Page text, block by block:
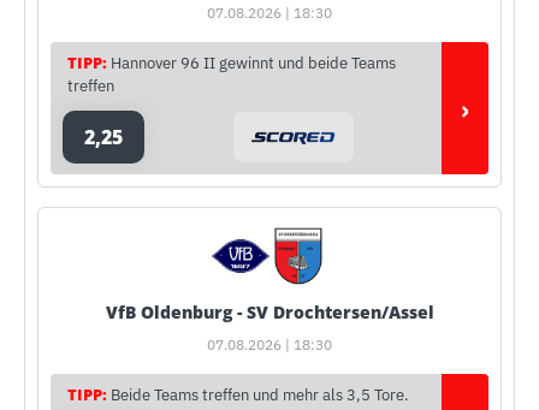
07.08.2026 | 18:30
TIPP: Hannover 96 II gewinnt und beide Teams
treffen
2,25
›
VfB Oldenburg - SV Drochtersen/Assel
07.08.2026 | 18:30
TIPP: Beide Teams treffen und mehr als 3,5 Tore.